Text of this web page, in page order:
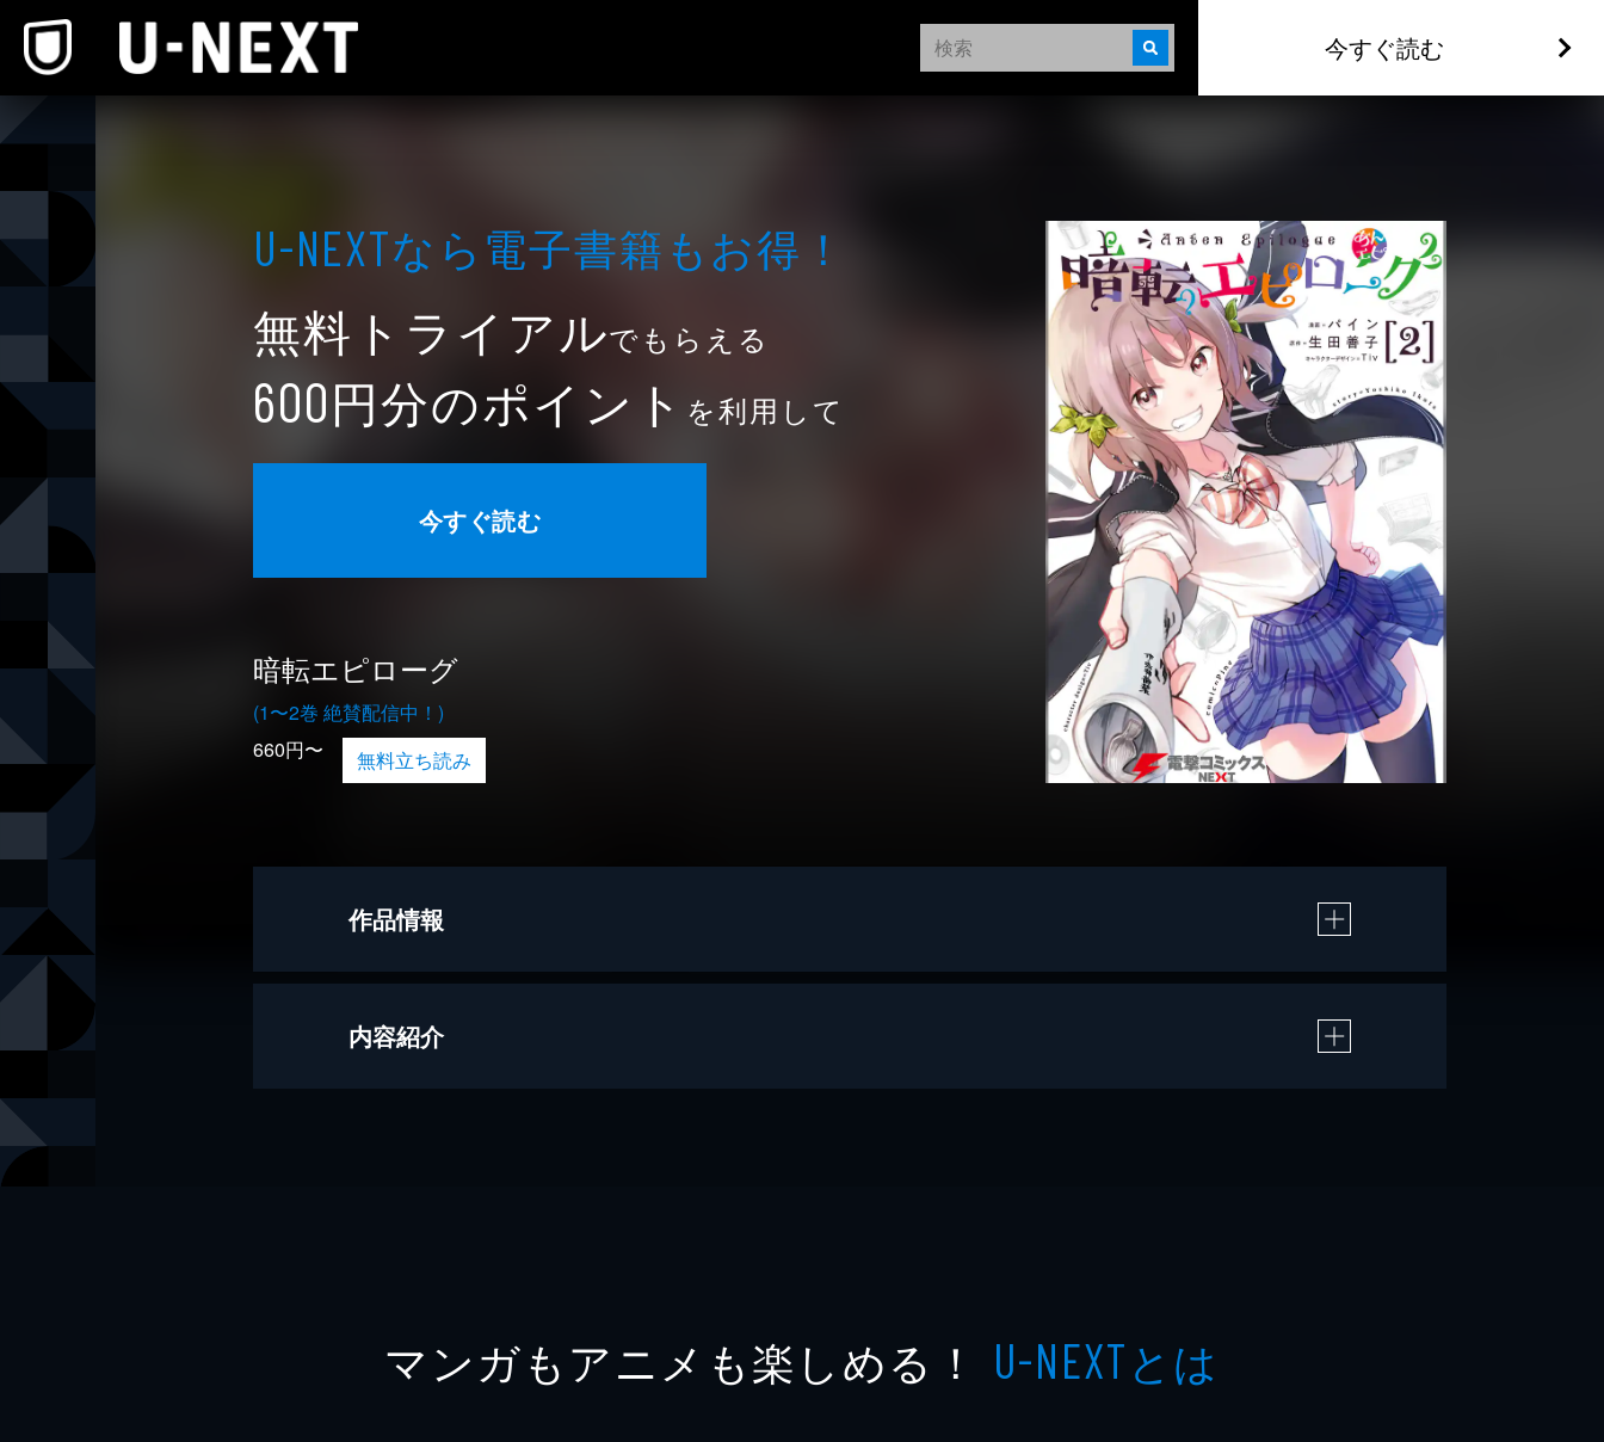
今すぐ読む
U-NEXTなら電⼦書籍もお得！
無料トライアルでもらえる
600円分のポイント を利用して
今すぐ読む
暗転エピローグ
(1〜2巻 絶賛配信中！)
660円〜
無料立ち読み
作品情報
漫画
内容紹介
マンガもアニメも楽しめる！ U-NEXTとは